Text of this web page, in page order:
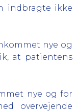
indbragte ikke
nye og
at patientens
nye og for
overvejende